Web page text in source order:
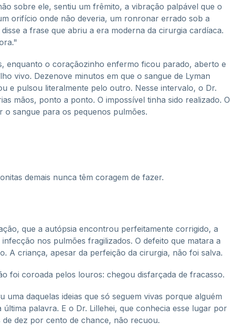
sobre ele, sentiu um frêmito, a vibração palpável que o
orifício onde não deveria, um ronronar errado sob a
a frase que abriu a era moderna da cirurgia cardíaca.
enquanto o coraçãozinho enfermo ficou parado, aberto e
vivo. Dezenove minutos em que o sangue de Lyman
e pulsou literalmente pelo outro. Nesse intervalo, o Dr.
mãos, ponto a ponto. O impossível tinha sido realizado. O
sangue para os pequenos pulmões.
demais nunca têm coragem de fazer.
que a autópsia encontrou perfeitamente corrigido, a
nos pulmões fragilizados. O defeito que matara a
A criança, apesar da perfeição da cirurgia, não foi salva.
foi coroada pelos louros: chegou disfarçada de fracasso.
daquelas ideias que só seguem vivas porque alguém
palavra. E o Dr. Lillehei, que conhecia esse lugar por
dez por cento de chance, não recuou.